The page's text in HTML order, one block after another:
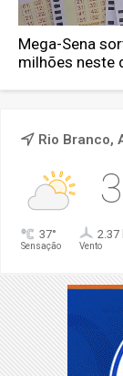
Mega-Sena
milhões neste
Rio Branco,
37°
Sensação
2.37
Vento